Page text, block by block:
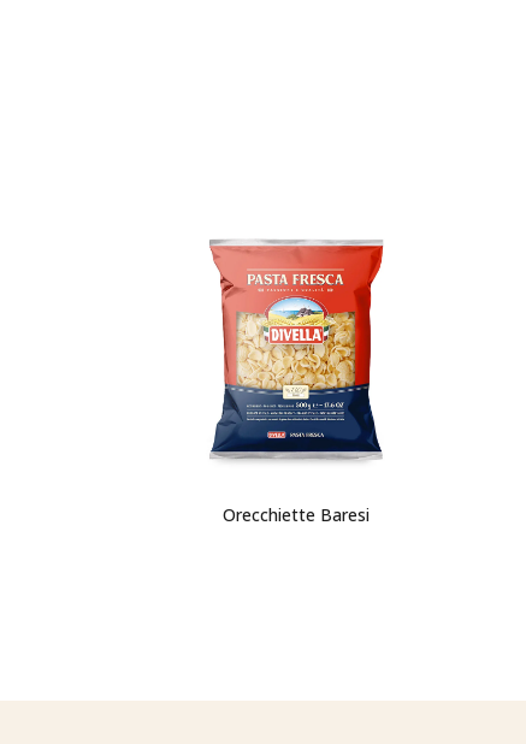
Orecchiette Baresi